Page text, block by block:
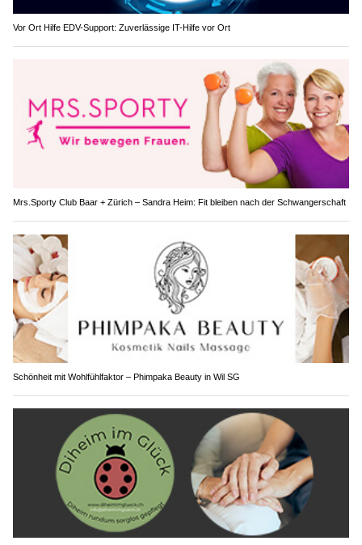
Vor Ort Hilfe EDV-Support: Zuverlässige IT-Hilfe vor Ort
Mrs.Sporty Club Baar + Zürich – Sandra Heim: Fit bleiben nach der Schwangerschaft
Schönheit mit Wohlfühlfaktor – Phimpaka Beauty in Wil SG